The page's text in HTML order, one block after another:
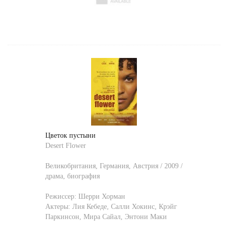
Цветок пустыни
Desert Flower
Великобритания, Германия, Австрия / 2009 /
драма, биография
Режиссер: Шерри Хорман
Актеры: Лия Кебеде, Салли Хокинс, Крэйг
Паркинсон, Мира Сайал, Энтони Маки